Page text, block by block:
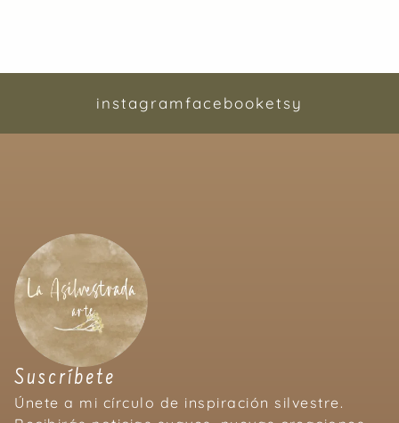
instagramfacebooketsy
Suscríbete
Únete a mi círculo de inspiración silvestre.